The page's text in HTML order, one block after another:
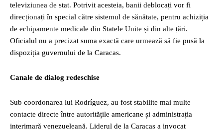
televiziunea de stat. Potrivit acesteia, banii deblocați vor fi
direcționați în special către sistemul de sănătate, pentru achiziția
de echipamente medicale din Statele Unite și din alte țări.
Oficialul nu a precizat suma exactă care urmează să fie pusă la
dispoziția guvernului de la Caracas.
Canale de dialog redeschise
Sub coordonarea lui Rodríguez, au fost stabilite mai multe
contacte directe între autoritățile americane și administrația
interimară venezueleană. Liderul de la Caracas a invocat